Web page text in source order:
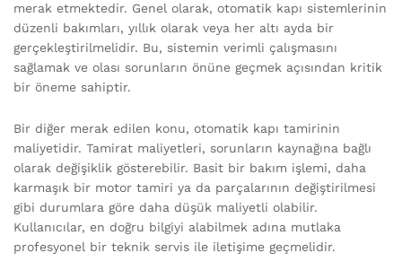
merak etmektedir. Genel olarak, otomatik kapı sistemlerinin
düzenli bakımları, yıllık olarak veya her altı ayda bir
gerçekleştirilmelidir. Bu, sistemin verimli çalışmasını
sağlamak ve olası sorunların önüne geçmek açısından kritik
bir öneme sahiptir.
Bir diğer merak edilen konu, otomatik kapı tamirinin
maliyetidir. Tamirat maliyetleri, sorunların kaynağına bağlı
olarak değişiklik gösterebilir. Basit bir bakım işlemi, daha
karmaşık bir motor tamiri ya da parçalarının değiştirilmesi
gibi durumlara göre daha düşük maliyetli olabilir.
Kullanıcılar, en doğru bilgiyi alabilmek adına mutlaka
profesyonel bir teknik servis ile iletişime geçmelidir.